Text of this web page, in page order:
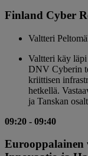
Finland Cyber
Valtteri
Valtteri käy
DNV Cyberin
kriittisen
hetkellä.
ja Tanskan
09:20 - 09:40
Eurooppalainen